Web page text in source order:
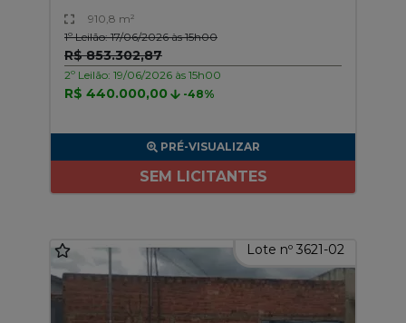
910,8 m²
1º Leilão: 17/06/2026 às 15h00
R$ 853.302,87
2º Leilão: 19/06/2026 às 15h00
R$ 440.000,00 -48%
PRÉ-VISUALIZAR
SEM LICITANTES
Lote nº 3621-02